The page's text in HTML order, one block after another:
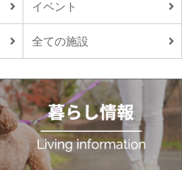
イベント
全ての施設